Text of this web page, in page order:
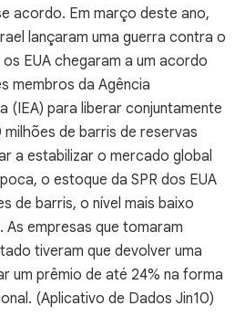
acordo. Em março deste ano,
lançaram uma guerra contra o
EUA chegaram a um acordo
membros da Agência
(IEA) para liberar conjuntamente
de barris de reservas
a estabilizar o mercado global
o estoque da SPR dos EUA
de barris, o nível mais baixo
empresas que tomaram
tiveram que devolver uma
um prêmio de até 24% na forma
(Aplicativo de Dados Jin10)